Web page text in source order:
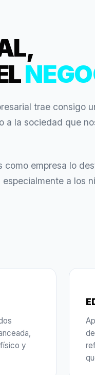
trae consigo
a la sociedad que
como empresa lo
a los
y